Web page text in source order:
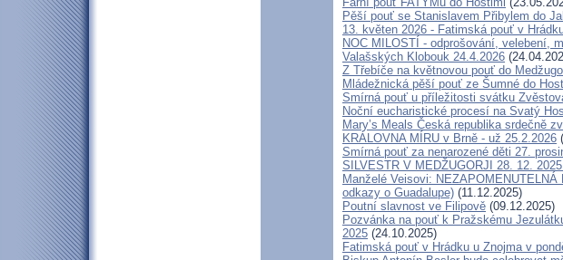
Pěší pouť se Stanislavem Přibylem do
13. květen 2026 - Fatimská pouť v
NOC MILOSTÍ - odprošování, velebení,
Valašských Klobouk 24.4.2026
Z Třebíče na květnovou pouť do
Mládežnická pěší pouť ze Šumné do
Smírná pouť u příležitosti svátku
Noční eucharistické procesí na Svatý
Mary’s Meals Česká republika srdečně
KRÁLOVNA MÍRU v Brně - už 25.2.2026
Smírná pouť za nenarozené děti 27.
SILVESTR V MEDŽUGORJI 28. 12.
Manželé Veisovi:
odkazy o Guadalupe) (11.12.2025)
Poutní slavnost ve Filipově (09.12.2025)
Pozvánka na pouť k Pražskému
2025 (24.10.2025)
Fatimská pouť v Hrádku u Znojma v